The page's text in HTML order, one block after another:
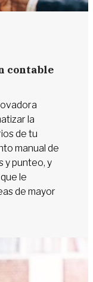
contable
la
de tu
manual de
y punteo, y
le
de mayor